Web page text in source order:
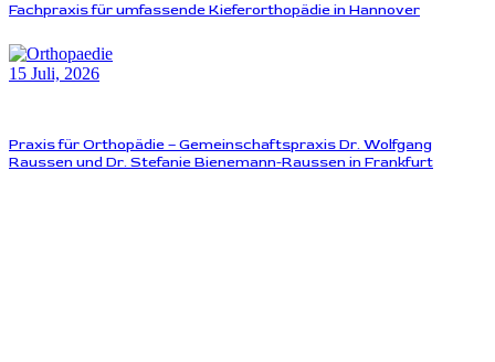
Fachpraxis für umfassende Kieferorthopädie in Hannover
15 Juli, 2026
Praxis für Orthopädie – Gemeinschaftspraxis Dr. Wolfgang
Raussen und Dr. Stefanie Bienemann-Raussen in Frankfurt